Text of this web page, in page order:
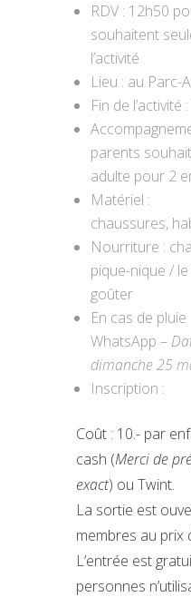
RDV : 12h50
souhaitent
l’activité
Lieu : au Parc-
Fin de l’activité
parents
adulte pour 2
Matériel
chaussures,
Nourriture :
pique-nique /
goûter
En cas de
WhatsApp –
dimanche 25
Coût : 10.- par
cash (Merci de
exact) ou Twint.
La sortie est
membres au prix
L’entrée est
personnes